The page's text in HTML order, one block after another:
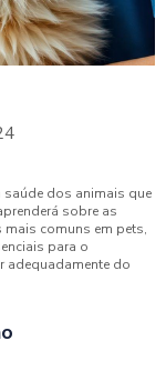
saúde dos animais que
sobre as
comuns em pets,
para o
adequadamente do